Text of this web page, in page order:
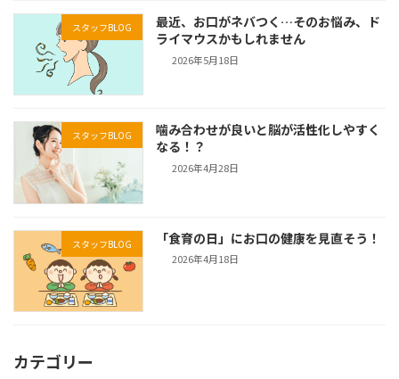
スタッフBLOG
最近、お口がネバつく…そのお悩み、ド
ライマウスかもしれません
2026年5月18日
スタッフBLOG
噛み合わせが良いと脳が活性化しやすく
なる！？
2026年4月28日
スタッフBLOG 「食育の日」にお口の健康を見直そう！
2026年4月18日
カテゴリー